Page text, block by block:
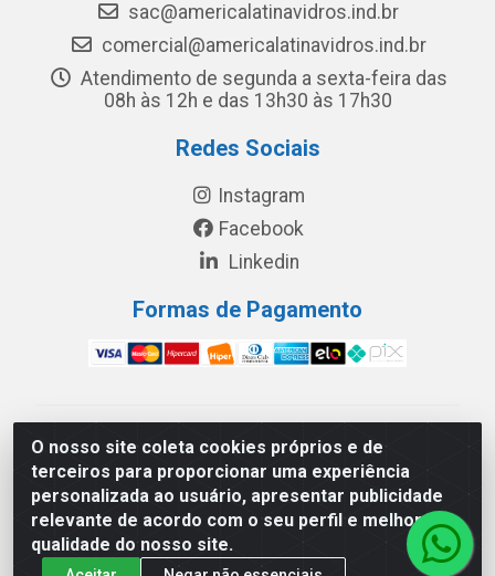
O nosso site coleta cookies próprios e de
terceiros para proporcionar uma experiência
personalizada ao usuário, apresentar publicidade
relevante de acordo com o seu perfil e melhorar a
qualidade do nosso site.
sac@americalatinavidros.ind.br
comercial@americalatinavidros.ind.br
Atendimento de segunda a sexta-feira das
08h às 12h e das 13h30 às 17h30
Redes Sociais
Instagram
Facebook
Linkedin
Formas de Pagamento
América Latina Indústria e Comércio de Vidros LTDA -
CNPJ 19.813.045/0001-03 - Rua Carlos Drummond de
Andrade, 151 Núcleo Industrial III – Cascavel/PR - CEP
85.811-530